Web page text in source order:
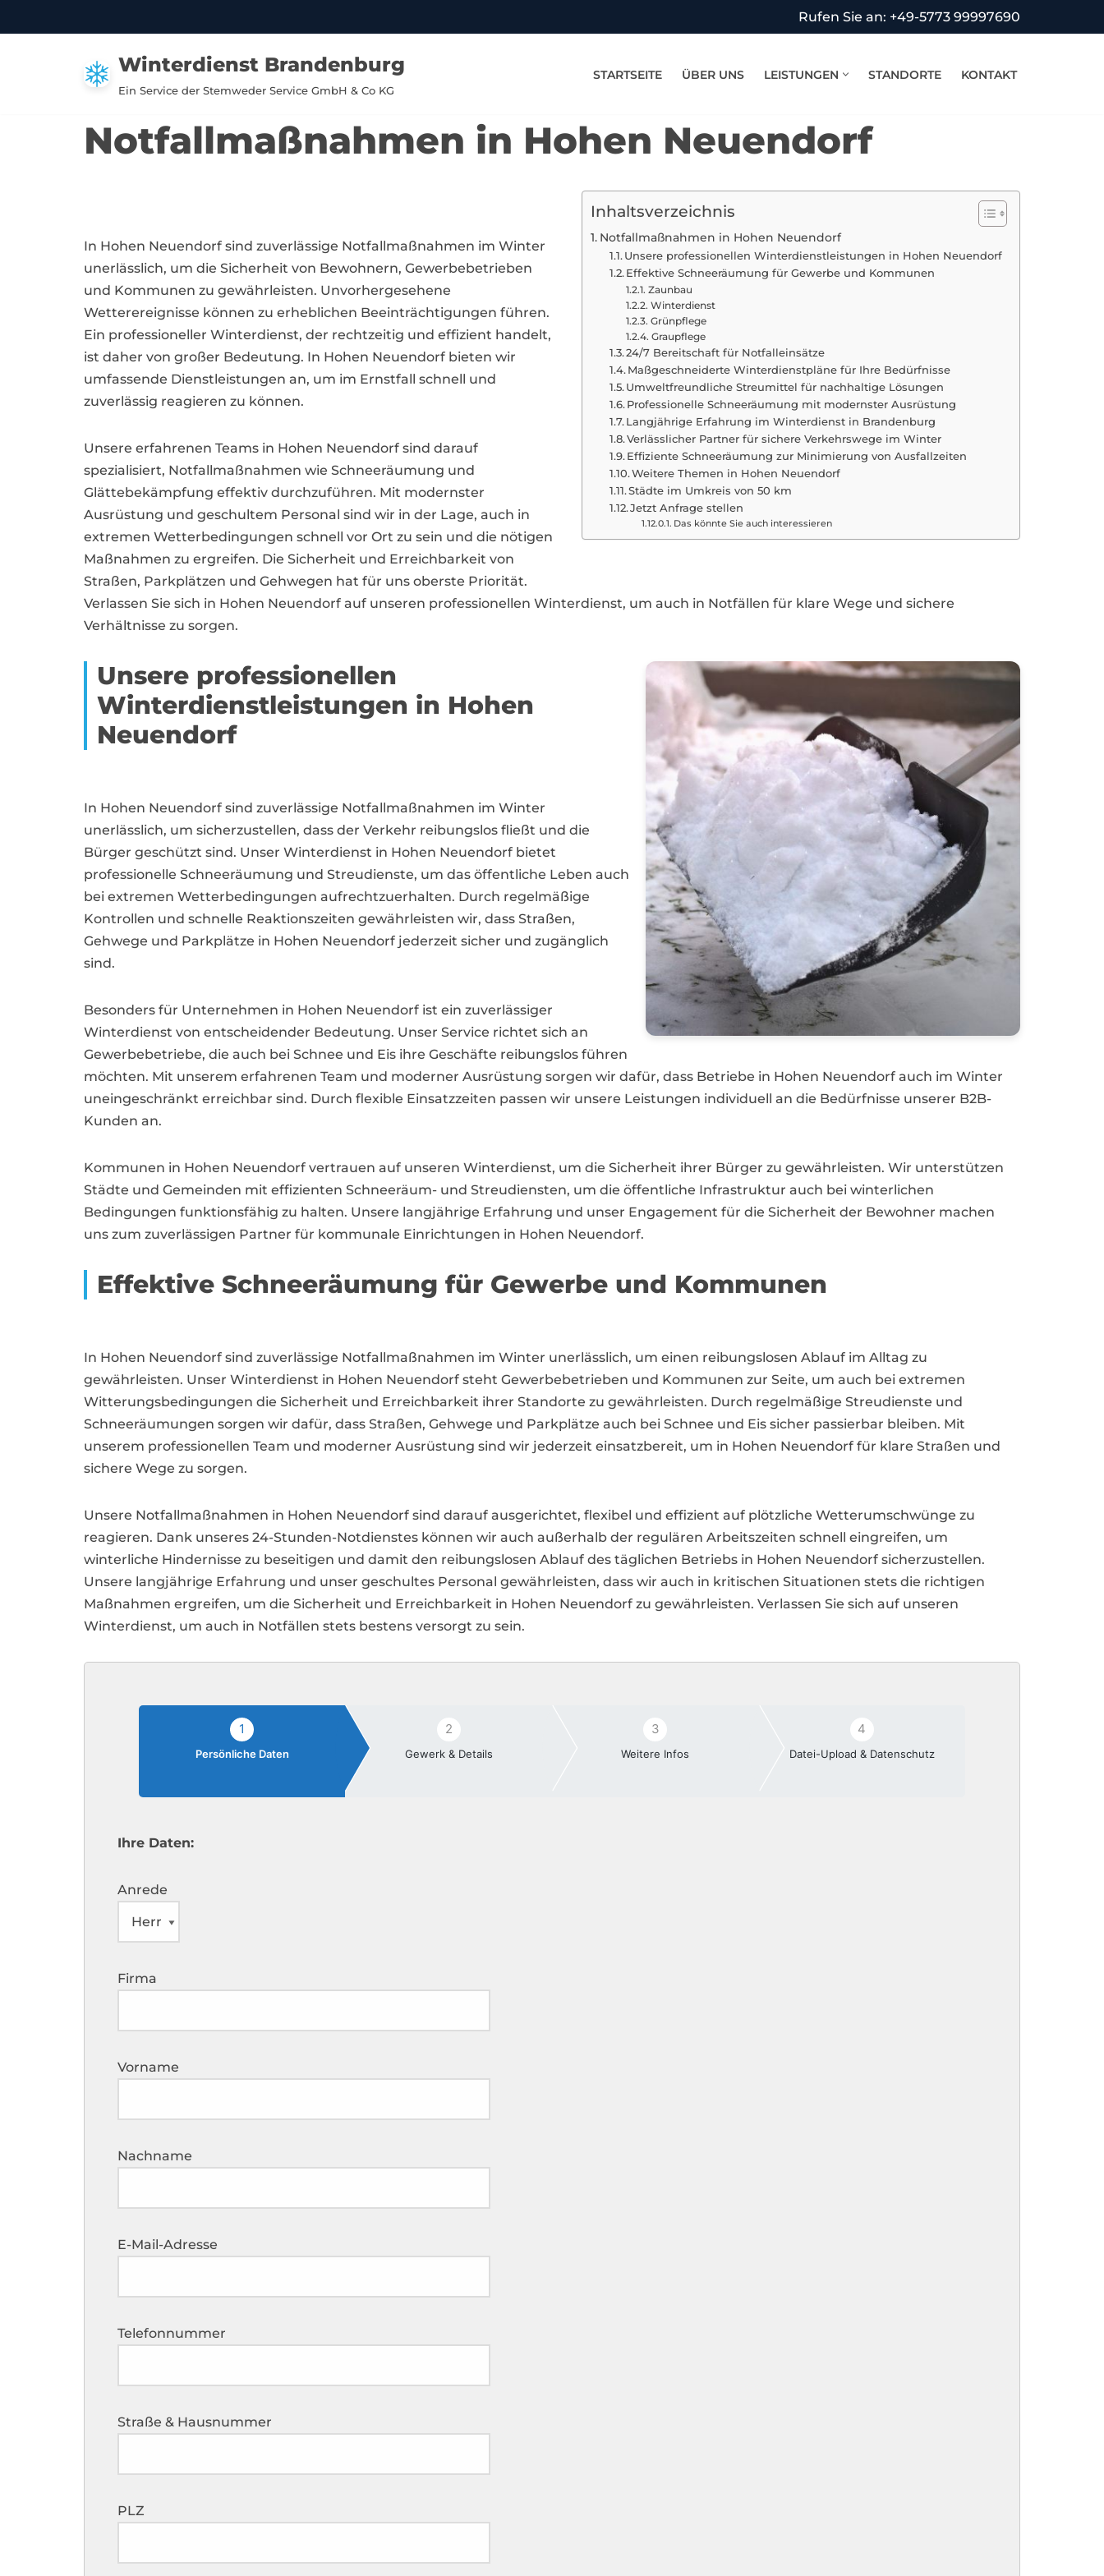
Rufen Sie an: +49-5773 99997690
Winterdienst Brandenburg
Ein Service der Stemweder Service GmbH & Co KG
STARTSEITE ÜBER UNS LEISTUNGEN STANDORTE KONTAKT
Notfallmaßnahmen in Hohen Neuendorf
Inhaltsverzeichnis
Notfallmaßnahmen in Hohen Neuendorf
Unsere professionellen Winterdienstleistungen in Hohen Neuendorf
Effektive Schneeräumung für Gewerbe und Kommunen
Zaunbau
Winterdienst
Grünpflege
Graupflege
24/7 Bereitschaft für Notfalleinsätze
Maßgeschneiderte Winterdienstpläne für Ihre Bedürfnisse
Umweltfreundliche Streumittel für nachhaltige Lösungen
Professionelle Schneeräumung mit modernster Ausrüstung
Langjährige Erfahrung im Winterdienst in Brandenburg
Verlässlicher Partner für sichere Verkehrswege im Winter
Effiziente Schneeräumung zur Minimierung von Ausfallzeiten
Weitere Themen in Hohen Neuendorf
Städte im Umkreis von 50 km
Jetzt Anfrage stellen
Das könnte Sie auch interessieren
In Hohen Neuendorf sind zuverlässige Notfallmaßnahmen im Winter
unerlässlich, um die Sicherheit von Bewohnern, Gewerbebetrieben
und Kommunen zu gewährleisten. Unvorhergesehene
Wetterereignisse können zu erheblichen Beeinträchtigungen führen.
Ein professioneller Winterdienst, der rechtzeitig und effizient handelt,
ist daher von großer Bedeutung. In Hohen Neuendorf bieten wir
umfassende Dienstleistungen an, um im Ernstfall schnell und
zuverlässig reagieren zu können.
Unsere erfahrenen Teams in Hohen Neuendorf sind darauf
spezialisiert, Notfallmaßnahmen wie Schneeräumung und
Glättebekämpfung effektiv durchzuführen. Mit modernster
Ausrüstung und geschultem Personal sind wir in der Lage, auch in
extremen Wetterbedingungen schnell vor Ort zu sein und die nötigen
Maßnahmen zu ergreifen. Die Sicherheit und Erreichbarkeit von
Straßen, Parkplätzen und Gehwegen hat für uns oberste Priorität.
Verlassen Sie sich in Hohen Neuendorf auf unseren professionellen Winterdienst, um auch in Notfällen für klare Wege und sichere
Verhältnisse zu sorgen.
Unsere professionellen
Winterdienstleistungen in Hohen
Neuendorf
In Hohen Neuendorf sind zuverlässige Notfallmaßnahmen im Winter
unerlässlich, um sicherzustellen, dass der Verkehr reibungslos fließt und die
Bürger geschützt sind. Unser Winterdienst in Hohen Neuendorf bietet
professionelle Schneeräumung und Streudienste, um das öffentliche Leben auch
bei extremen Wetterbedingungen aufrechtzuerhalten. Durch regelmäßige
Kontrollen und schnelle Reaktionszeiten gewährleisten wir, dass Straßen,
Gehwege und Parkplätze in Hohen Neuendorf jederzeit sicher und zugänglich
sind.
Besonders für Unternehmen in Hohen Neuendorf ist ein zuverlässiger
Winterdienst von entscheidender Bedeutung. Unser Service richtet sich an
Gewerbebetriebe, die auch bei Schnee und Eis ihre Geschäfte reibungslos führen
möchten. Mit unserem erfahrenen Team und moderner Ausrüstung sorgen wir dafür, dass Betriebe in Hohen Neuendorf auch im Winter
uneingeschränkt erreichbar sind. Durch flexible Einsatzzeiten passen wir unsere Leistungen individuell an die Bedürfnisse unserer B2B-
Kunden an.
Kommunen in Hohen Neuendorf vertrauen auf unseren Winterdienst, um die Sicherheit ihrer Bürger zu gewährleisten. Wir unterstützen
Städte und Gemeinden mit effizienten Schneeräum- und Streudiensten, um die öffentliche Infrastruktur auch bei winterlichen
Bedingungen funktionsfähig zu halten. Unsere langjährige Erfahrung und unser Engagement für die Sicherheit der Bewohner machen
uns zum zuverlässigen Partner für kommunale Einrichtungen in Hohen Neuendorf.
Effektive Schneeräumung für Gewerbe und Kommunen
In Hohen Neuendorf sind zuverlässige Notfallmaßnahmen im Winter unerlässlich, um einen reibungslosen Ablauf im Alltag zu
gewährleisten. Unser Winterdienst in Hohen Neuendorf steht Gewerbebetrieben und Kommunen zur Seite, um auch bei extremen
Witterungsbedingungen die Sicherheit und Erreichbarkeit ihrer Standorte zu gewährleisten. Durch regelmäßige Streudienste und
Schneeräumungen sorgen wir dafür, dass Straßen, Gehwege und Parkplätze auch bei Schnee und Eis sicher passierbar bleiben. Mit
unserem professionellen Team und moderner Ausrüstung sind wir jederzeit einsatzbereit, um in Hohen Neuendorf für klare Straßen und
sichere Wege zu sorgen.
Unsere Notfallmaßnahmen in Hohen Neuendorf sind darauf ausgerichtet, flexibel und effizient auf plötzliche Wetterumschwünge zu
reagieren. Dank unseres 24-Stunden-Notdienstes können wir auch außerhalb der regulären Arbeitszeiten schnell eingreifen, um
winterliche Hindernisse zu beseitigen und damit den reibungslosen Ablauf des täglichen Betriebs in Hohen Neuendorf sicherzustellen.
Unsere langjährige Erfahrung und unser geschultes Personal gewährleisten, dass wir auch in kritischen Situationen stets die richtigen
Maßnahmen ergreifen, um die Sicherheit und Erreichbarkeit in Hohen Neuendorf zu gewährleisten. Verlassen Sie sich auf unseren
Winterdienst, um auch in Notfällen stets bestens versorgt zu sein.
1
Persönliche Daten
2
Gewerk & Details
3
Weitere Infos
4
Datei-Upload & Datenschutz
Ihre Daten:
Anrede
Firma
Vorname
Nachname
E-Mail-Adresse
Telefonnummer
Straße & Hausnummer
PLZ